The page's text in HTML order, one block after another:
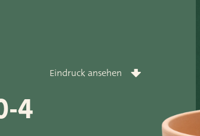
Eindruck ansehen
4